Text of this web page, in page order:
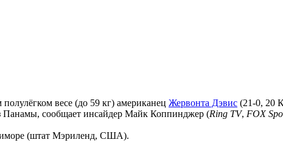
весе (до 59 кг) американец Жервонта Дэвис (21-0, 20
Панамы, сообщает инсайдер Майк Коппинджер (Ring TV, FOX
(штат Мэриленд, США).